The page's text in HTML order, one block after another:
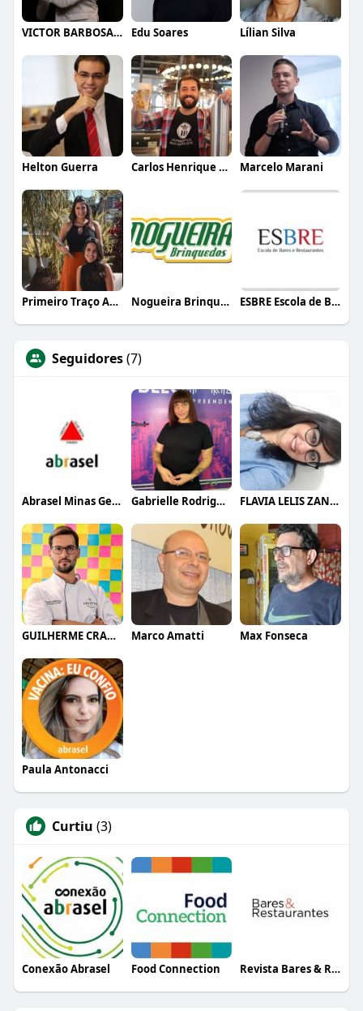
VICTOR BARBOSA QUARANTA Edu Soares Lílian Silva
Helton Guerra Carlos Henrique de Faria Vasconcelos Marcelo Marani
Primeiro Traço Arquitetura Nogueira Brinquedos ESBRE Escola de Bares e Restaurantes
Seguidores(7)
Abrasel Minas Gerais Gabrielle Rodrigues FLAVIA LELIS ZANELLI
GUILHERME CRAMER BALLE Marco Amatti Max Fonseca
Paula Antonacci
Curtiu (3)
Conexão Abrasel Food Connection Revista Bares & Restaurantes